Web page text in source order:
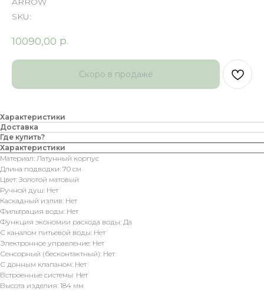
SKU:
10090,00 р.
Характеристики
Доставка
Где купить?
Характеристики
Материал: Латунный корпус
Длина подводки: 70 см
Цвет: Золотой матовый
Ручной душ: Нет
Каскадный излив: Нет
Фильтрация воды: Нет
Функция экономии расхода воды: Да
С каналом питьевой воды: Нет
Электронное управление: Нет
Сенсорный (бесконтактный): Нет
С донным клапаном: Нет
Встроенные системы: Нет
Высота изделия: 184 мм